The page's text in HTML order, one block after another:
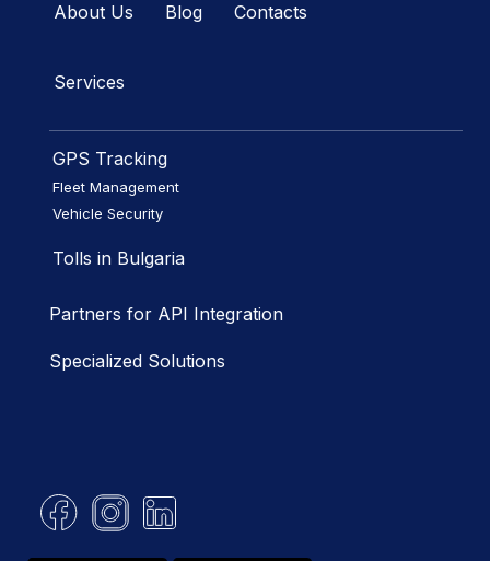
About Us Blog Contacts
Services
GPS Tracking
Fleet Management
Vehicle Security
Tolls in Bulgaria
Partners for API Integration
Specialized Solutions